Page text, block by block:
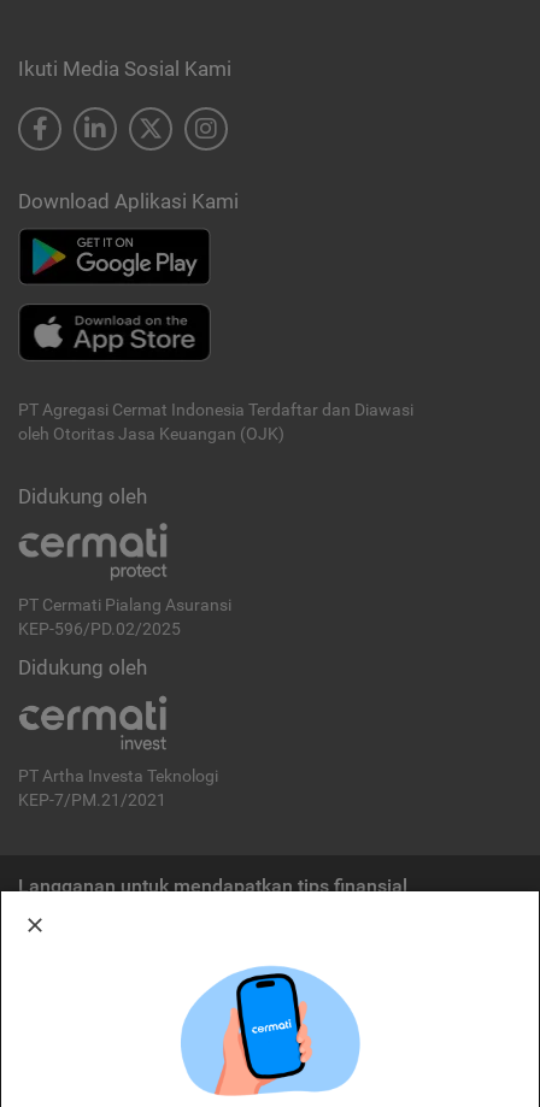
Ikuti Media Sosial Kami
Download Aplikasi Kami
PT Agregasi Cermat Indonesia Terdaftar dan Diawasi
oleh Otoritas Jasa Keuangan (OJK)
Didukung oleh
PT Cermati Pialang Asuransi
KEP-596/PD.02/2025
Didukung oleh
PT Artha Investa Teknologi
KEP-7/PM.21/2021
Langganan untuk mendapatkan tips finansial
Cermati merupakan penyelenggara agregasi jasa keuangan yang terdaftar di
OJK. Oleh karena itu, produk dan/atau layanan jasa keuangan yang
ditawarkan bukan merupakan produk dan/atau layanan jasa keuangan yang
diterbitkan oleh Cermati dan Cermati tidak bertanggung jawab atas tuntutan